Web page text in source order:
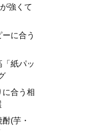
強くて
に‌合‌う‌
紙パッ
に合う相
(芋・